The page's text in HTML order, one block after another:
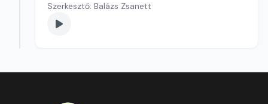
Szerkesztő: Balázs Zsanett